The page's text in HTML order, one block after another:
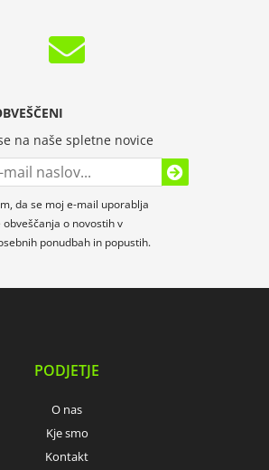
na naše spletne novice
da se moj e-mail uporablja
o novostih v
ponudbah in popustih.
PODJETJE
O nas
Kje smo
Kontakt